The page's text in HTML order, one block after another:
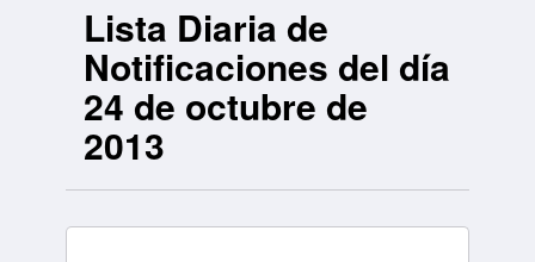
Lista Diaria de
Notificaciones del día
24 de octubre de
2013